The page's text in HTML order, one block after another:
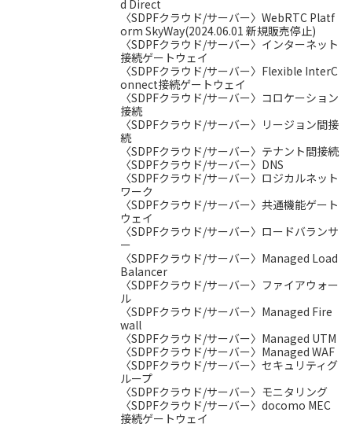
d Direct
〈SDPFクラウド/サーバー〉WebRTC Platf
orm SkyWay(2024.06.01 新規販売停止)
〈SDPFクラウド/サーバー〉インターネット
接続ゲートウェイ
〈SDPFクラウド/サーバー〉Flexible InterC
onnect接続ゲートウェイ
〈SDPFクラウド/サーバー〉コロケーション
接続
〈SDPFクラウド/サーバー〉リージョン間接
続
〈SDPFクラウド/サーバー〉テナント間接続
〈SDPFクラウド/サーバー〉DNS
〈SDPFクラウド/サーバー〉ロジカルネット
ワーク
〈SDPFクラウド/サーバー〉共通機能ゲート
ウェイ
〈SDPFクラウド/サーバー〉ロードバランサ
ー
〈SDPFクラウド/サーバー〉Managed Load
Balancer
〈SDPFクラウド/サーバー〉ファイアウォー
ル
〈SDPFクラウド/サーバー〉Managed Fire
wall
〈SDPFクラウド/サーバー〉Managed UTM
〈SDPFクラウド/サーバー〉Managed WAF
〈SDPFクラウド/サーバー〉セキュリティグ
ループ
〈SDPFクラウド/サーバー〉モニタリング
〈SDPFクラウド/サーバー〉docomo MEC
接続ゲートウェイ